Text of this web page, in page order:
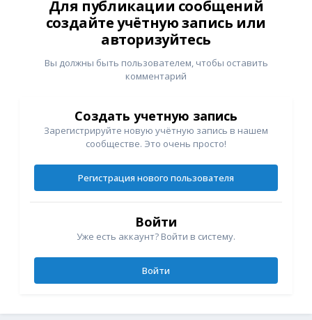
Для публикации сообщений
создайте учётную запись или
авторизуйтесь
Вы должны быть пользователем, чтобы оставить
комментарий
Создать учетную запись
Зарегистрируйте новую учётную запись в нашем
сообществе. Это очень просто!
Регистрация нового пользователя
Войти
Уже есть аккаунт? Войти в систему.
Войти